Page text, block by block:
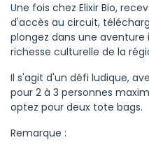
Une fois chez Elixir Bio,
d'accès au circuit,
plongez dans une
richesse culturelle de la
Il s'agit d'un défi ludique,
pour 2 à 3 personnes
optez pour deux tote bags.
Remarque :